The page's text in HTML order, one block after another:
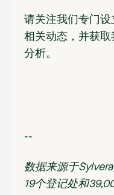
请关注我们专门设
相关动态，并获
分析。
--
数据来源于Sylvera
19个登记处和